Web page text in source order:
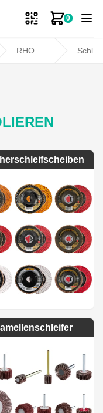
0
Zum